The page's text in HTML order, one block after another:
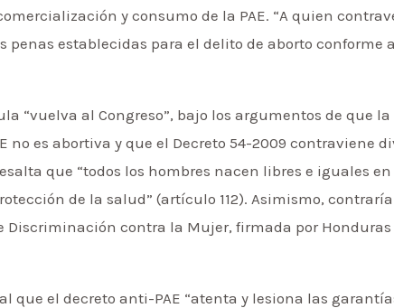
y consumo de la PAE. “A quien
penas establecidas para el delito de aborto conforme
“vuelva al Congreso”, bajo los argumentos de que
no es abortiva y que el Decreto 54-2009 contraviene
que “todos los hombres nacen libres e iguales en
de la salud” (artículo 112). Asimismo,
Discriminación contra la Mujer, firmada por Honduras
que el decreto anti-PAE “atenta y lesiona las